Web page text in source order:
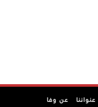
عنواننا عن وفا